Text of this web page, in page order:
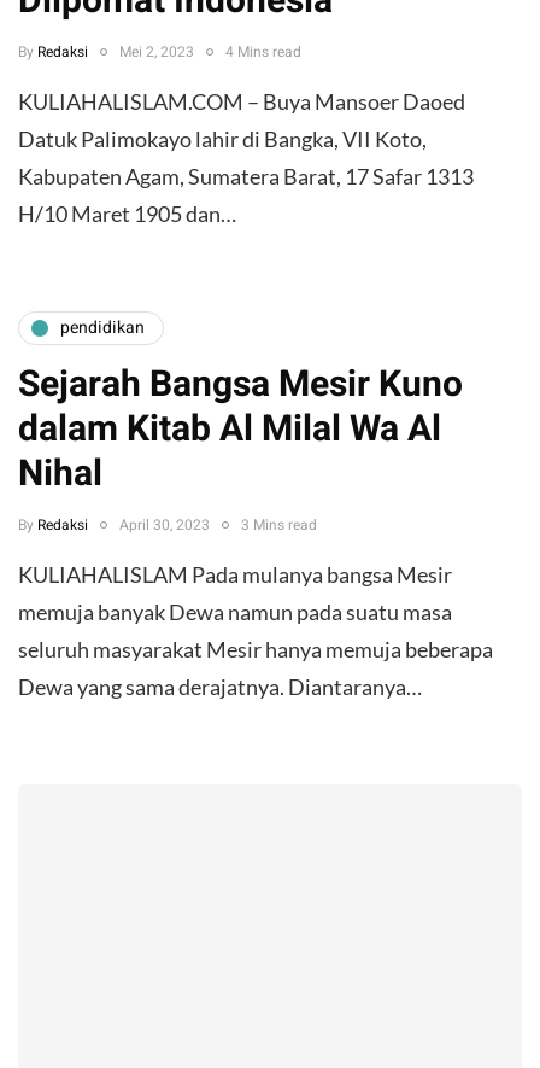
By Redaksi Mei 2, 2023 4 Mins read
KULIAHALISLAM.COM – Buya Mansoer Daoed
Datuk Palimokayo lahir di Bangka, VII Koto,
Kabupaten Agam, Sumatera Barat, 17 Safar 1313
H/10 Maret 1905 dan…
pendidikan
Sejarah Bangsa Mesir Kuno
dalam Kitab Al Milal Wa Al
Nihal
By Redaksi April 30, 2023 3 Mins read
KULIAHALISLAM Pada mulanya bangsa Mesir
memuja banyak Dewa namun pada suatu masa
seluruh masyarakat Mesir hanya memuja beberapa
Dewa yang sama derajatnya. Diantaranya…